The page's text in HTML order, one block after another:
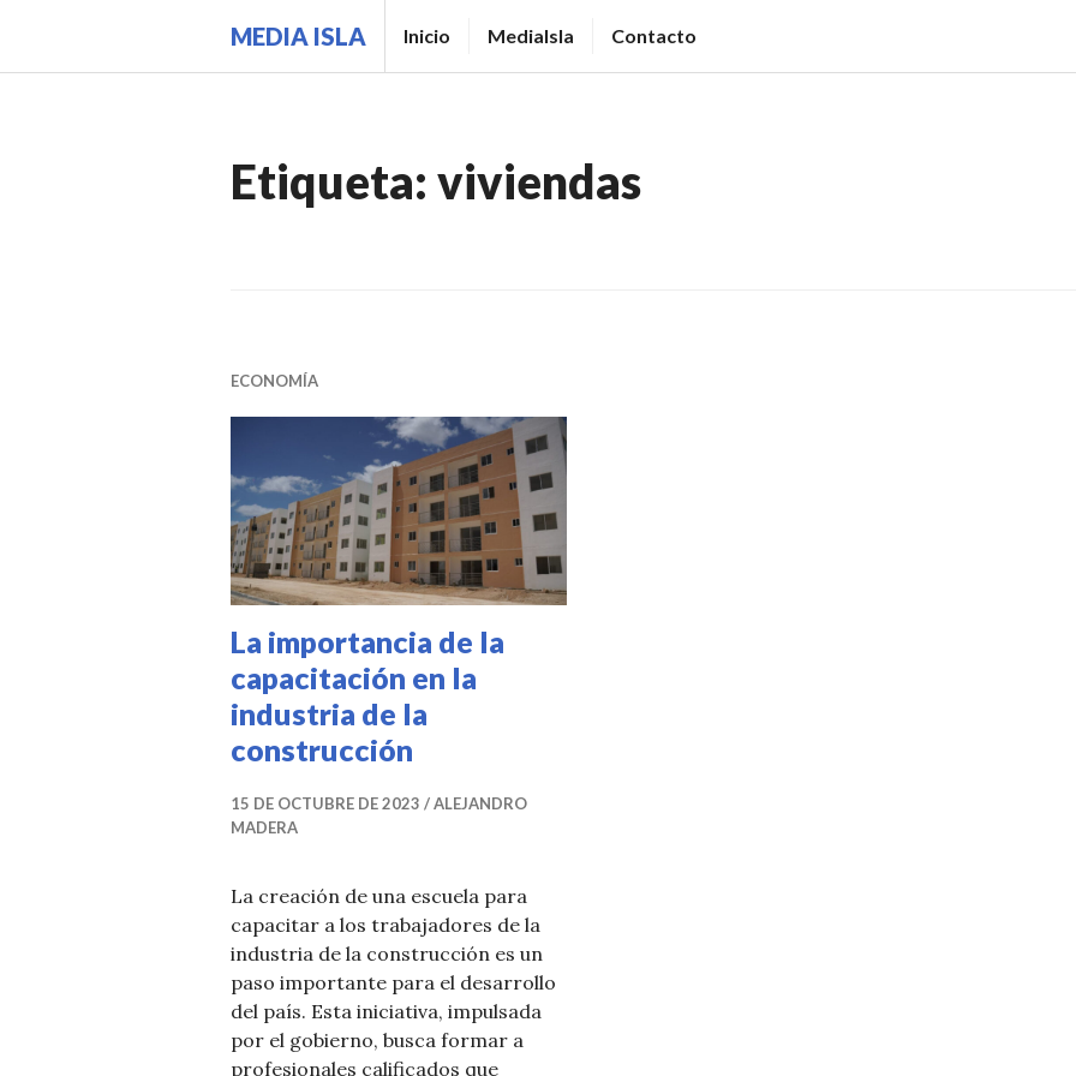
MEDIA ISLA Inicio MediaIsla Contacto
Etiqueta: viviendas
ECONOMÍA
La importancia de la
capacitación en la
industria de la
construcción
15 DE OCTUBRE DE 2023
ALEJANDRO
MADERA
La creación de una escuela para
capacitar a los trabajadores de la
industria de la construcción es un
paso importante para el desarrollo
del país. Esta iniciativa, impulsada
por el gobierno, busca formar a
profesionales calificados que